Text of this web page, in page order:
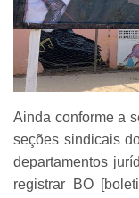
Ainda conforme a
seções sindicais
departamentos
registrar BO